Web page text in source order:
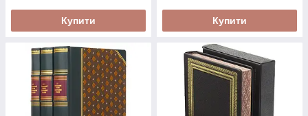
Купити Купити